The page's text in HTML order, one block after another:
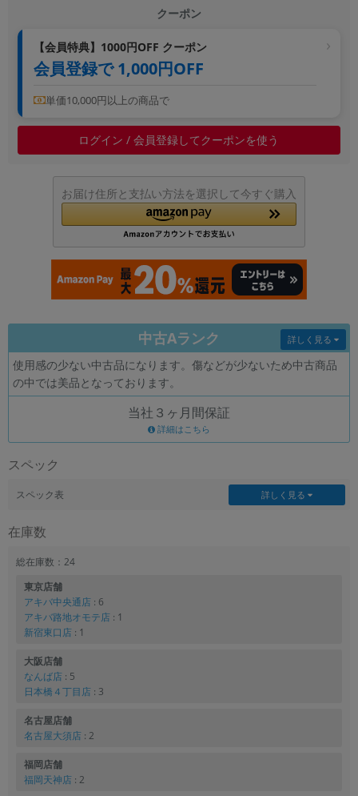
クーポン
【会員特典】1000円OFF クーポン
会員登録で 1,000円OFF
単価10,000円以上の商品で
ログイン / 会員登録してクーポンを使う
お届け住所と支払い方法を選択して今すぐ購入
中古Aランク
使用感の少ない中古品になります。傷などが少ないため中古商品
の中では美品となっております。
詳しく見る
当社３ヶ月間保証
詳細はこちら
スペック
スペック表 詳しく見る
在庫数
総在庫数：24
東京店舗
アキバ中央通店 : 6
アキバ路地オモテ店 : 1
新宿東口店 : 1
大阪店舗
なんば店 : 5
日本橋４丁目店 : 3
名古屋店舗
名古屋大須店 : 2
福岡店舗
福岡天神店 : 2
価格
発売日
各項目のチェックボックスは「or検索」となります。
ただし機能別のみ「and検索」となります。